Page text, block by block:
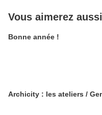
Vous aimerez aussi
Bonne année !
Archicity : les ateliers /